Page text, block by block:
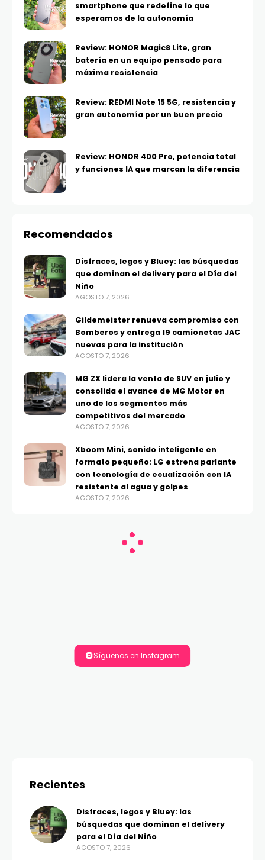
smartphone que redefine lo que
esperamos de la autonomía
Review: HONOR Magic8 Lite, gran
batería en un equipo pensado para
máxima resistencia
Review: REDMI Note 15 5G, resistencia y
gran autonomía por un buen precio
Review: HONOR 400 Pro, potencia total
y funciones IA que marcan la diferencia
Recomendados
Disfraces, legos y Bluey: las búsquedas
que dominan el delivery para el Día del
Niño
AGOSTO 7, 2026
Gildemeister renueva compromiso con
Bomberos y entrega 19 camionetas JAC
nuevas para la institución
AGOSTO 7, 2026
MG ZX lidera la venta de SUV en julio y
consolida el avance de MG Motor en
uno de los segmentos más
competitivos del mercado
AGOSTO 7, 2026
Xboom Mini, sonido inteligente en
formato pequeño: LG estrena parlante
con tecnología de ecualización con IA
resistente al agua y golpes
AGOSTO 7, 2026
Síguenos en Instagram
Recientes
Disfraces, legos y Bluey: las
búsquedas que dominan el delivery
para el Día del Niño
AGOSTO 7, 2026